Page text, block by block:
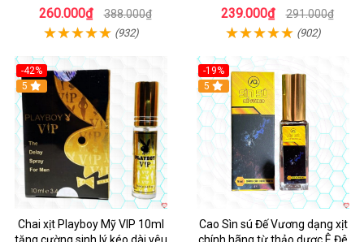
260.000₫ 388.000₫
(932)
Quả
239.000₫ 291.000₫
(902)
-42%
5
Chai xịt Playboy Mỹ VIP 10ml
-19%
5
Cao Sìn sú Đế Vương dạng xịt